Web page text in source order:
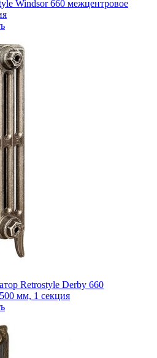
Windsor 660 межцентровое
Retrostyle Derby 660
мм, 1 секция